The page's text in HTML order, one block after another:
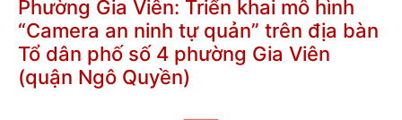
Phường Gia Viên: Triển khai mô hình
“Camera an ninh tự quản” trên địa bàn
Tổ dân phố số 4 phường Gia Viên
(quận Ngô Quyền)